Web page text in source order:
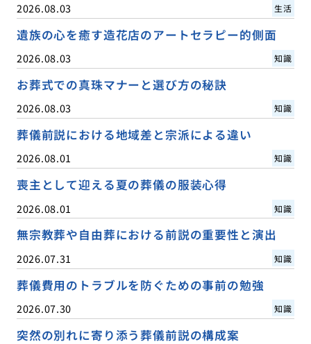
2026.08.03 生活
遺族の心を癒す造花店のアートセラピー的側面
2026.08.03 知識
お葬式での真珠マナーと選び方の秘訣
2026.08.03 知識
葬儀前説における地域差と宗派による違い
2026.08.01 知識
喪主として迎える夏の葬儀の服装心得
2026.08.01 知識
無宗教葬や自由葬における前説の重要性と演出
2026.07.31 知識
葬儀費用のトラブルを防ぐための事前の勉強
2026.07.30 知識
突然の別れに寄り添う葬儀前説の構成案